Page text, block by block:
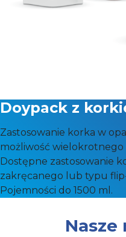
Doypack z
Zastosowanie korka w
możliwość
Dostępne zastosowanie
zakręcanego lub typu
Pojemności do 1500 ml.
Nasze